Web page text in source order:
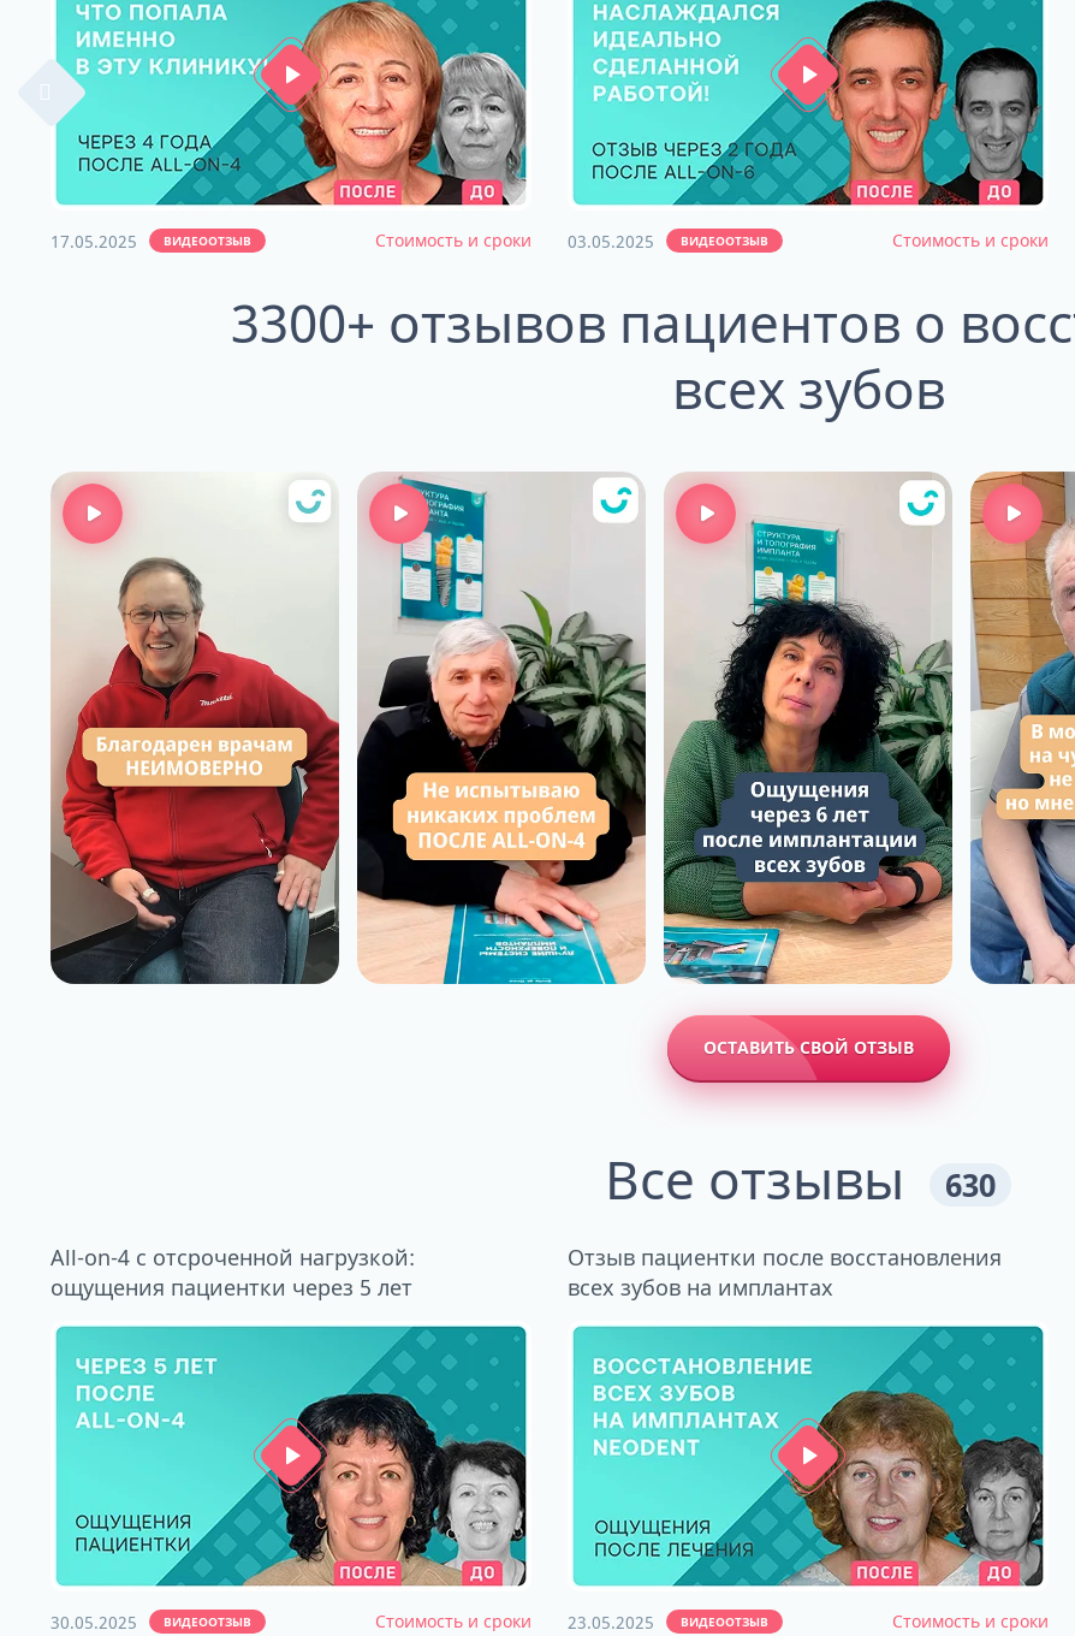
17.05.2025 ВИДЕООТЗЫВ Стоимость и сроки 03.05.2025 ВИДЕООТЗЫВ Стоимость и сроки
3300+ отзывов пациентов о
всех зубов
ОСТАВИТЬ СВОЙ ОТЗЫВ
Все отзывы 630
All-on-4 с отсроченной нагрузкой:
ощущения пациентки через 5 лет
30.05.2025 ВИДЕООТЗЫВ Стоимость и сроки
Отзыв пациентки после восстановления
всех зубов на имплантах
23.05.2025 ВИДЕООТЗЫВ Стоимость и сроки